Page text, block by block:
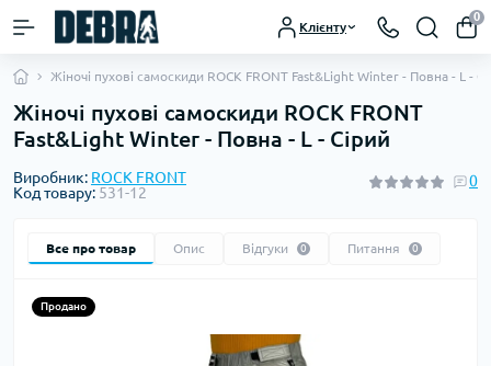
Клієнту
0
Жіночі пухові самоскиди ROCK FRONT Fast&Light Winter - Повна - L -
Жіночі пухові самоскиди ROCK FRONT
Fast&Light Winter - Повна - L - Сірий
Виробник: ROCK FRONT
Код товару: 531-12
0
Все про товар Опис Відгуки 0 Питання 0
Продано